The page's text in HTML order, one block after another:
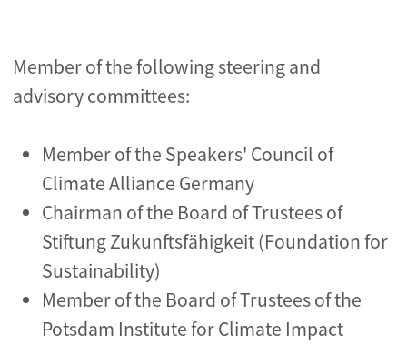
Member of the following steering and
advisory committees:
Member of the Speakers' Council of
Climate Alliance Germany
Chairman of the Board of Trustees of
Stiftung Zukunftsfähigkeit (Foundation for
Sustainability)
Member of the Board of Trustees of the
Potsdam Institute for Climate Impact